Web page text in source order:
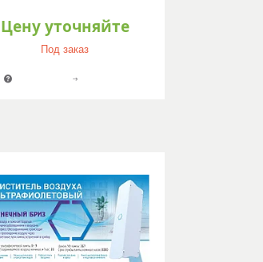
Цену уточняйте
Под заказ